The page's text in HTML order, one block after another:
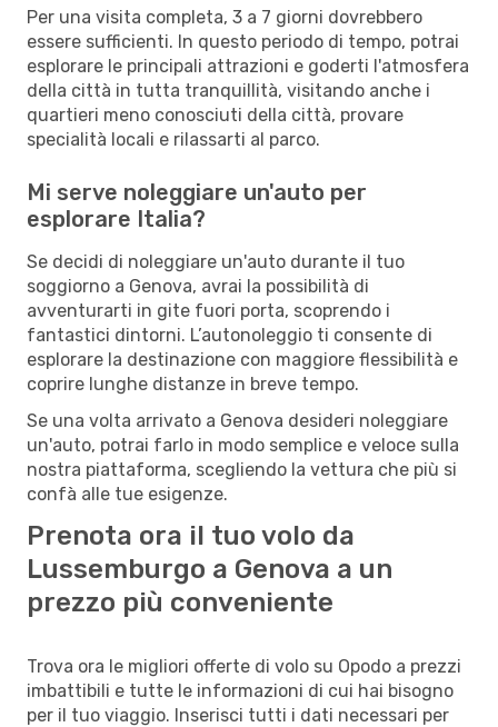
Per una visita completa, 3 a 7 giorni dovrebbero
essere sufficienti. In questo periodo di tempo, potrai
esplorare le principali attrazioni e goderti l'atmosfera
della città in tutta tranquillità, visitando anche i
quartieri meno conosciuti della città, provare
specialità locali e rilassarti al parco.
Mi serve noleggiare un'auto per
esplorare Italia?
Se decidi di noleggiare un'auto durante il tuo
soggiorno a Genova, avrai la possibilità di
avventurarti in gite fuori porta, scoprendo i
fantastici dintorni. L’autonoleggio ti consente di
esplorare la destinazione con maggiore flessibilità e
coprire lunghe distanze in breve tempo.
Se una volta arrivato a Genova desideri noleggiare
un'auto, potrai farlo in modo semplice e veloce sulla
nostra piattaforma, scegliendo la vettura che più si
confà alle tue esigenze.
Prenota ora il tuo volo da
Lussemburgo a Genova a un
prezzo più conveniente
Trova ora le migliori offerte di volo su Opodo a prezzi
imbattibili e tutte le informazioni di cui hai bisogno
per il tuo viaggio. Inserisci tutti i dati necessari per